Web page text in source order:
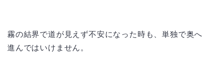
霧の結界で道が見えず不安になった時も、単独で奥へ
進んではいけません。